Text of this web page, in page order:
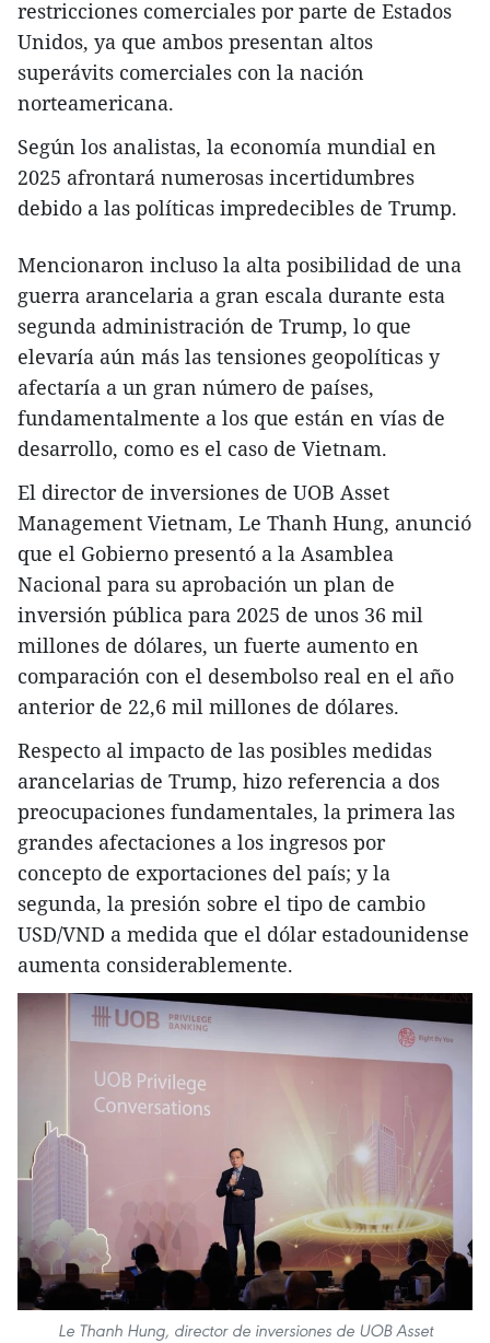
restricciones comerciales por parte de Estados
Unidos, ya que ambos presentan altos
superávits comerciales con la nación
norteamericana.
Según los analistas, la economía mundial en
2025 afrontará numerosas incertidumbres
debido a las políticas impredecibles de Trump.
Mencionaron incluso la alta posibilidad de una
guerra arancelaria a gran escala durante esta
segunda administración de Trump, lo que
elevaría aún más las tensiones geopolíticas y
afectaría a un gran número de países,
fundamentalmente a los que están en vías de
desarrollo, como es el caso de Vietnam.
El director de inversiones de UOB Asset
Management Vietnam, Le Thanh Hung, anunció
que el Gobierno presentó a la Asamblea
Nacional para su aprobación un plan de
inversión pública para 2025 de unos 36 mil
millones de dólares, un fuerte aumento en
comparación con el desembolso real en el año
anterior de 22,6 mil millones de dólares.
Respecto al impacto de las posibles medidas
arancelarias de Trump, hizo referencia a dos
preocupaciones fundamentales, la primera las
grandes afectaciones a los ingresos por
concepto de exportaciones del país; y la
segunda, la presión sobre el tipo de cambio
USD/VND a medida que el dólar estadounidense
aumenta considerablemente.
Le Thanh Hung, director de inversiones de UOB Asset